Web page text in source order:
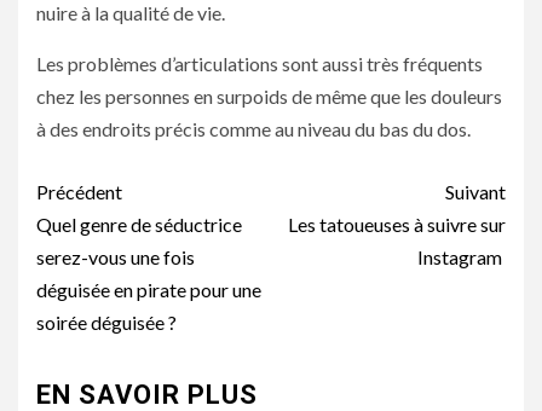
nuire à la qualité de vie.
Les problèmes d’articulations sont aussi très fréquents
chez les personnes en surpoids de même que les douleurs
à des endroits précis comme au niveau du bas du dos.
Navigation
d’article
Précédent
Quel genre de séductrice
serez-vous une fois
déguisée en pirate pour une
soirée déguisée ?
Suivant
Les tatoueuses à suivre sur
Instagram
EN SAVOIR PLUS